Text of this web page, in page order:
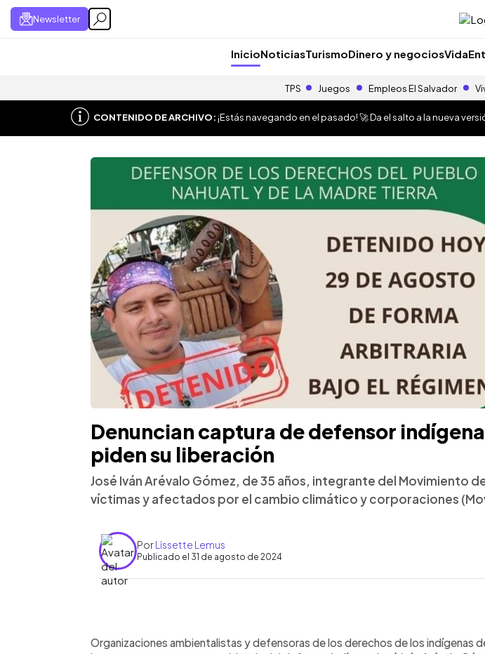
Newsletter
InicioNoticiasTurismoDinero y negociosVida
TPS Juegos Empleos El Salvador
CONTENIDO DE ARCHIVO:¡Estás navegando en el pasado! 🚀 Da el salto a la nueva
Denuncian captura de defensor
piden su liberación
José Iván Arévalo Gómez, de 35 años, integrante del Movimiento
víctimas y afectados por el cambio climático y corporaciones
PorLissette Lemus
Publicado el 31 de agosto de 2024
► Escuchar artículo
Organizaciones ambientalistas y defensoras de los derechos de los indígenas